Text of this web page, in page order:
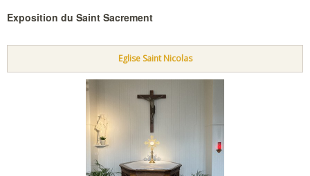
Exposition du Saint Sacrement
Eglise Saint Nicolas